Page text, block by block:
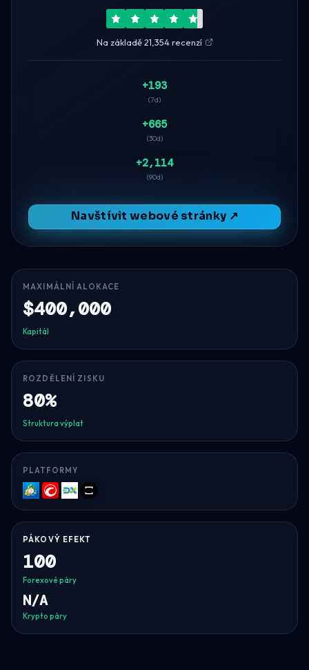
Na základě 21,354 recenzí
+193
(7d)
+665
(30d)
+2,114
(90d)
Navštívit webové stránky ↗
MAXIMÁLNÍ ALOKACE
$400,000
Kapitál
ROZDĚLENÍ ZISKU
80%
Struktura výplat
PLATFORMY
MT5cTrader
DXtradeTradeLocker
PÁKOVÝ EFEKT
100
Forexové páry
N/A
Krypto páry